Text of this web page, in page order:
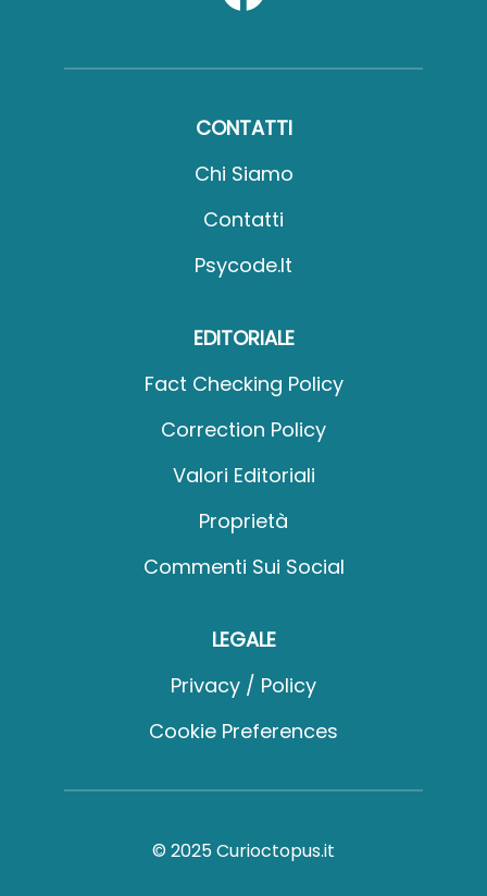
CONTATTI
Chi Siamo
Contatti
Psycode.it
EDITORIALE
Fact Checking Policy
Correction Policy
Valori Editoriali
Proprietà
Commenti Sui Social
LEGALE
Privacy / Policy
Cookie Preferences
© 2025 Curioctopus.it